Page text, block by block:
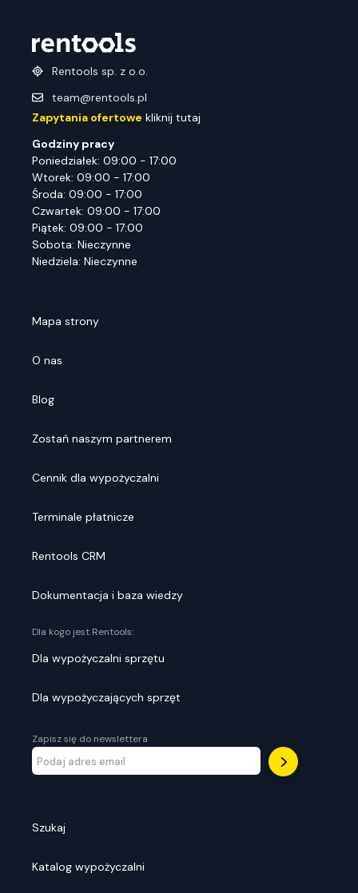
Rentools sp. z o.o.
team@rentools.pl
Zapytania ofertowe kliknij tutaj
Godziny pracy
Poniedziałek: 09:00 - 17:00
Wtorek: 09:00 - 17:00
Środa: 09:00 - 17:00
Czwartek: 09:00 - 17:00
Piątek: 09:00 - 17:00
Sobota: Nieczynne
Niedziela: Nieczynne
Mapa strony
O nas
Blog
Zostań naszym partnerem
Cennik dla wypożyczalni
Terminale płatnicze
Rentools CRM
Dokumentacja i baza wiedzy
Dla kogo jest Rentools:
Dla wypożyczalni sprzętu
Dla wypożyczających sprzęt
Zapisz się do newslettera
Szukaj
Katalog wypożyczalni